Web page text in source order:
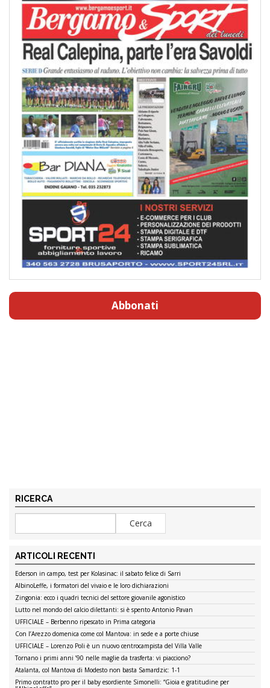
Abbonati
RICERCA
ARTICOLI RECENTI
Ederson in campo, test per Kolasinac: il sabato felice di Sarri
AlbinoLeffe, i formatori del vivaio e le loro dichiarazioni
Zingonia: ecco i quadri tecnici del settore giovanile agonistico
Lutto nel mondo del calcio dilettanti: si è spento Antonio Pavan
UFFICIALE – Berbenno ripescato in Prima categoria
Con l’Arezzo domenica come col Mantova: in sede e a porte chiuse
UFFICIALE – Lorenzo Poli è un nuovo centrocampista del Villa Valle
Tornano i primi anni ’90 nelle maglie da trasferta: vi piacciono?
Atalanta, col Mantova di Modesto non basta Samardzic: 1-1
Primo contratto pro per il baby esordiente Simonelli: “Gioia e gratitudine per